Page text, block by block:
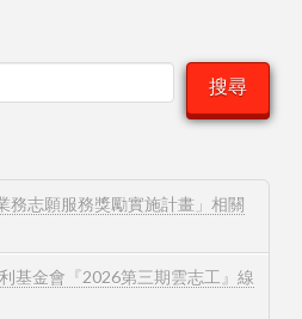
搜尋
務志願服務獎勵實施計畫」相關
基金會『2026第三期雲志工』線